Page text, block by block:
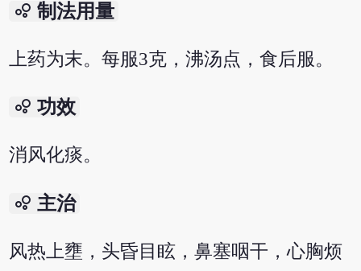
bubble_chart 制法用量
上药为末。每服3克，沸汤点，食后服。
bubble_chart 功效
消风化痰。
bubble_chart 主治
风热上壅，头昏目眩，鼻塞咽干，心胸烦